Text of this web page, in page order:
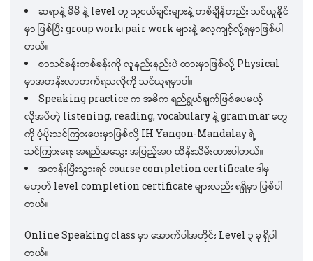
ဆရာနဲ့ မိမိ နဲ့ level တူ သူငယ်ချင်းများနဲ့ တစ်ချိန်တည်း သင်ယူနိုင်
မှာ ဖြစ်ပြီး group work၊ pair work များနဲ့ လေ့ကျင့်လို့ရမှာဖြစ်ပါ
တယ်။
စာသင်ခန်းတစ်ခန်းကို လူနည်းနည်းပဲ ထားမှာဖြစ်လို့ Physical
မှာအတန်းလာတက်ရသလိုကို သင်ယူရမှာပါ။
Speaking practice က အဓိက ရည်ရွယ်ချက်ဖြစ်ပေမယ့်
လိုအပ်တဲ့ listening, reading, vocabulary နဲ့ grammar တွေ
ကို ပံ့ပိုးသင်ကြားပေးမှာဖြစ်လို့ IH Yangon-Mandalay ရဲ့
သင်ကြားရေး အရည်အသွေး အပြည့်အ၀ ထိန်းသိမ်းထားပါတယ်။
အတန်းပြီးသွားရင် course completion certificate ဒါမှ
မဟုတ် level completion certificate များလည်း ရရှိမှာ ဖြစ်ပါ
တယ်။
Online Speaking class မှာ အောက်ပါအတိုင်း Level ၃ ခု ရှိပါ
တယ်။